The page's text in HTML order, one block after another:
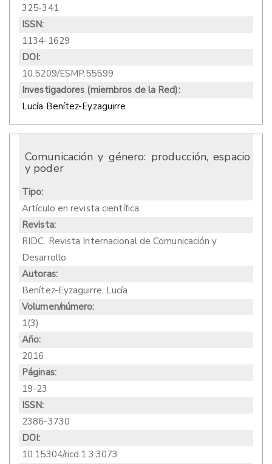
325-341
ISSN:
1134-1629
DOI:
10.5209/ESMP.55599
Investigadores (miembros de la Red):
Lucía Benítez-Eyzaguirre
Comunicación y género: producción, espacio
y poder
Tipo:
Artículo en revista científica
Revista:
RIDC. Revista Internacional de Comunicación y
Desarrollo
Autoras:
Benítez-Eyzaguirre, Lucía
Volumen/número:
1(3)
Año:
2016
Páginas:
19-23
ISSN:
2386-3730
DOI:
10.15304/ricd.1.3.3073